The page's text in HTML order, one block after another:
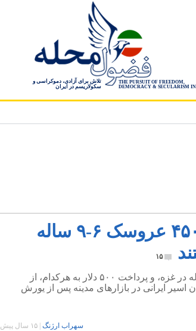
THE PURSUIT OF FREEDOM,
DEMOCRACY & SECULARISM
تلاش برای آزادی، دموکراسی و
سکولاریسم در ایران
مژده به امت اسلامی،۴۵۰ عروسک ۶-۹ ساله
۱۵
ازدواج جمعی و کیلویی۴۵۰ دخترک ۶-۹ ساله در غزه، و پرداخت ۵۰۰ دلار به هرکدام، از
ایرانی در بازارهای مدینه پس از یورش
سهراب ارژنگ ۱۵ سال پیش